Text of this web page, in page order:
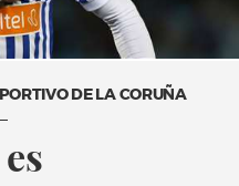
DE LA CORUÑA